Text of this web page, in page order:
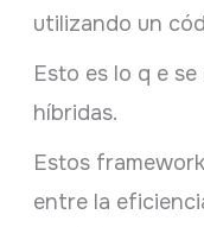
utilizando un
Esto es lo q e
híbridas.
Estos
entre la